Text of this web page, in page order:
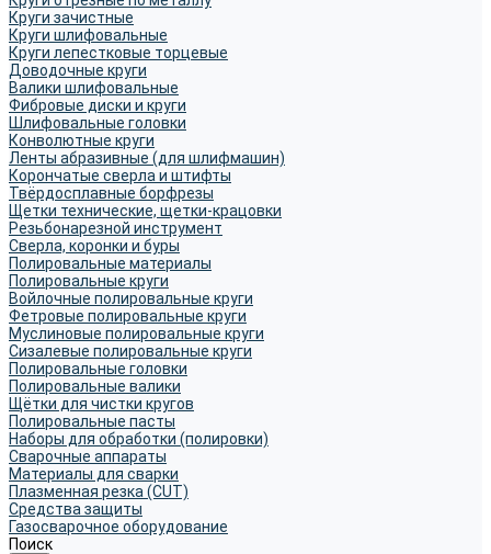
Круги зачистные
Круги шлифовальные
Круги лепестковые торцевые
Доводочные круги
Валики шлифовальные
Фибровые диски и круги
Шлифовальные головки
Конволютные круги
Ленты абразивные (для шлифмашин)
Корончатые сверла и штифты
Твёрдосплавные борфрезы
Щетки технические, щетки-крацовки
Резьбонарезной инструмент
Сверла, коронки и буры
Полировальные материалы
Полировальные круги
Войлочные полировальные круги
Фетровые полировальные круги
Муслиновые полировальные круги
Cизалевые полировальные круги
Полировальные головки
Полировальные валики
Щётки для чистки кругов
Полировальные пасты
Наборы для обработки (полировки)
Сварочные аппараты
Материалы для сварки
Плазменная резка (CUT)
Средства защиты
Газосварочное оборудование
Поиск